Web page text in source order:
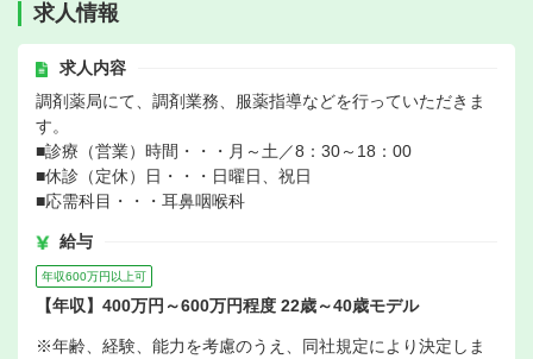
求人情報
求人内容
調剤薬局にて、調剤業務、服薬指導などを行っていただきま
す。
■診療（営業）時間・・・月～土／8：30～18：00
■休診（定休）日・・・日曜日、祝日
■応需科目・・・耳鼻咽喉科
給与
年収600万円以上可
【年収】400万円～600万円程度 22歳～40歳モデル
※年齢、経験、能力を考慮のうえ、同社規定により決定しま